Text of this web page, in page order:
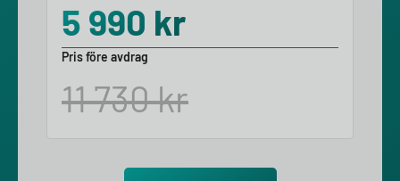
5 990 kr
Pris före avdrag
11 730kr